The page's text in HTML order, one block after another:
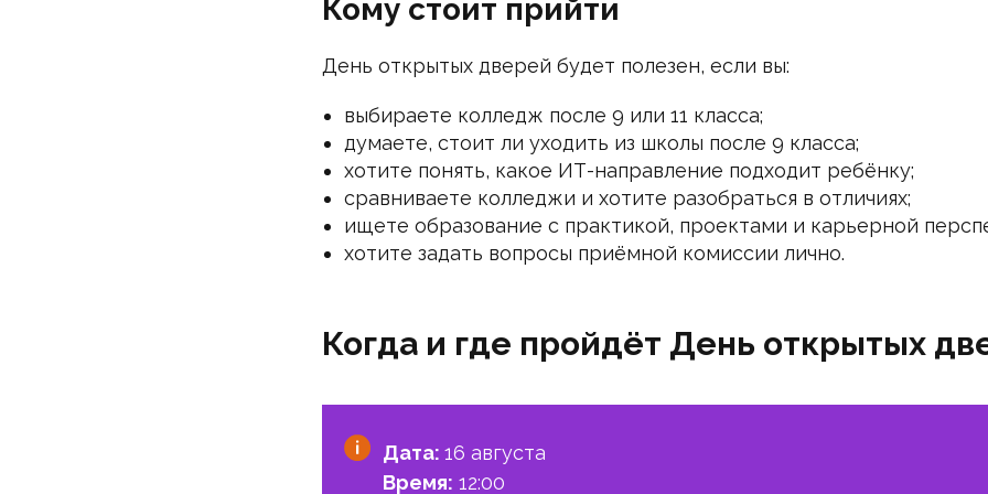
Кому стоит прийти
День открытых дверей будет полезен, если вы:
выбираете колледж после 9 или 11 класса;
думаете, стоит ли уходить из школы после 9 класса;
хотите понять, какое ИТ-направление подходит ребёнку;
сравниваете колледжи и хотите разобраться в отличиях;
ищете образование с практикой, проектами и карьерной
хотите задать вопросы приёмной комиссии лично.
Когда и где пройдёт День открытых
Дата: 16 августа
Время: 12:00